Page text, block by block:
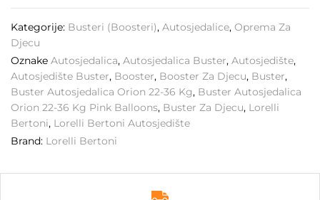
Kategorije: Busteri (Boosteri), Autosjedalice, Oprema Za
Djecu
Oznake Autosjedalica, Autosjedalica Buster, Autosjedište,
Autosjedište Buster, Booster, Booster Za Djecu, Buster,
Buster Autosjedalica Orion 22-36 Kg, Buster Autosjedalica
Orion 22-36 Kg Pink Balloons, Buster Za Djecu, Lorelli
Bertoni, Lorelli Bertoni Autosjedište
Brand: Lorelli Bertoni